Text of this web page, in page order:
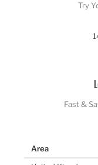
Try
Fast &
Area